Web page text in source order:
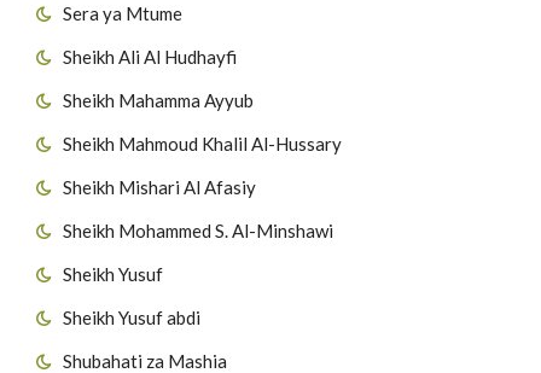
Sera ya Mtume
Sheikh Ali Al Hudhayfi
Sheikh Mahamma Ayyub
Sheikh Mahmoud Khalil Al-Hussary
Sheikh Mishari Al Afasiy
Sheikh Mohammed S. Al-Minshawi
Sheikh Yusuf
Sheikh Yusuf abdi
Shubahati za Mashia